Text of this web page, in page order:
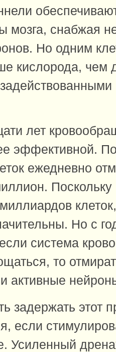
мозга, снабжая
Но одним
кислорода, чем
лет
эффективной.
ежедневно
Поскольку
Но с
система
то
активные
задержать этот
если
Усиленный